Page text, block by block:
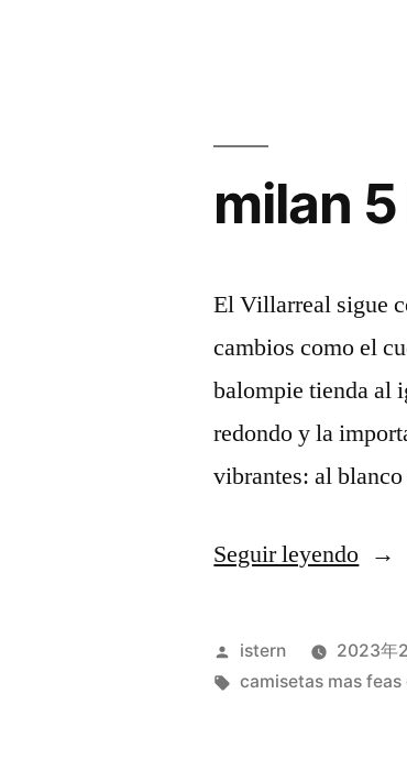
milan
El Villarreal sigue
cambios como el
balompie tienda al
redondo y la
vibrantes: al
Seguir leyendo
0»
Publicado
por
istern 2023年
Etiquetas:
camisetas mas